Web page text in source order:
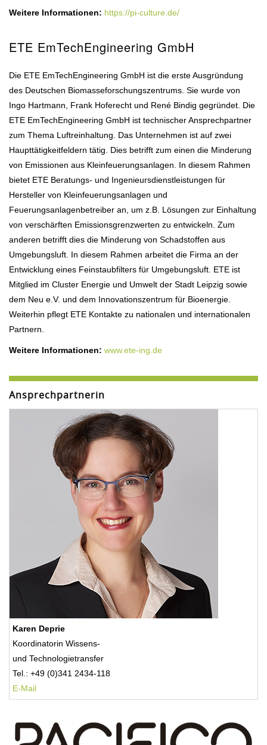
Weitere Informationen: https://pi-culture.de/
ETE EmTechEngineering GmbH
Die ETE EmTechEngineering GmbH ist die erste Ausgründung
des Deutschen Biomasseforschungszentrums. Sie wurde von
Ingo Hartmann, Frank Hoferecht und René Bindig gegründet. Die
ETE EmTechEngineering GmbH ist technischer Ansprechpartner
zum Thema Luftreinhaltung. Das Unternehmen ist auf zwei
Haupttätigkeitfeldern tätig. Dies betrifft zum einen die Minderung
von Emissionen aus Kleinfeuerungsanlagen. In diesem Rahmen
bietet ETE Beratungs- und Ingenieursdienstleistungen für
Hersteller von Kleinfeuerungsanlagen und
Feuerungsanlagenbetreiber an, um z.B. Lösungen zur Einhaltung
von verschärften Emissionsgrenzwerten zu entwickeln. Zum
anderen betrifft dies die Minderung von Schadstoffen aus
Umgebungsluft. In diesem Rahmen arbeitet die Firma an der
Entwicklung eines Feinstaubfilters für Umgebungsluft. ETE ist
Mitglied im Cluster Energie und Umwelt der Stadt Leipzig sowie
dem Neu e.V. und dem Innovationszentrum für Bioenergie.
Weiterhin pflegt ETE Kontakte zu nationalen und internationalen
Partnern.
Weitere Informationen: www.ete-ing.de
Ansprechpartnerin
Karen Deprie
Koordinatorin Wissens-
und Technologietransfer
Tel.: +49 (0)341 2434-118
E-Mail